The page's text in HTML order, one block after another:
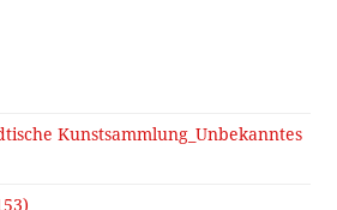
Kunstsammlung_Unbekanntes